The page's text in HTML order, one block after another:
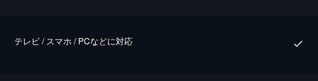
テレビ / スマホ / PCなどに対応